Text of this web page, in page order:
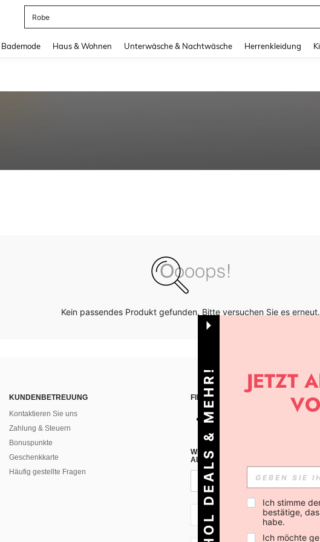
Robe
Bademode Haus & Wohnen Unterwäsche & Nachtwäsche Herrenkleidung
Kein passendes Produkt gefunden. Bitte versuchen Sie es erneut.
KUNDENBETREUUNG
Kontaktieren Sie uns
Zahlung & Steuern
Bonuspunkte
Geschenkkarte
Häufig gestellte Fragen
FINDEN SIE UNS AUF
WENN DU DICH FÜR UNSEREN
ALLEN ANDEREN ERFAHREN (DU
CH + 41
HOL DEALS & MEHR! Ich stimme
bestätige,
habe.
Ich möchte